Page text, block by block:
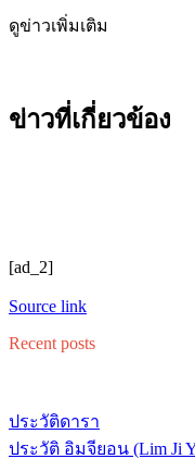
ดูข่าวเพิ่มเติม
ข่าวที่เกี่ยวข้อง
[ad_2]
Source link
Recent posts
ประวัติดารา
ประวัติ อิมจียอน (Lim Ji